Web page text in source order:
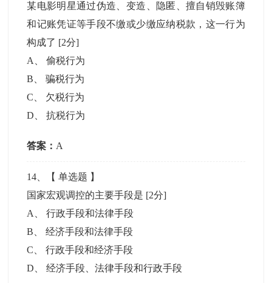
某电影明星通过伪造、变造、隐匿、擅自销毁账簿
和记账凭证等手段不缴或少缴应纳税款，这一行为
构成了 [2分]
A
、偷税行为
B 、骗税行为
C
欠税行为
D 、抗税行为
答案： A
14 、【单选题 】
国家宏观调控的主要手段是 [2分]
A
、行政手段和法律手段
B 、经济手段和法律手段
C 、行政手段和经济手段
D 、经济手段、法律手段和行政手段